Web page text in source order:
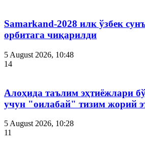
Samarkand-2028 илк ўзбек
орбитага чиқарилди
5 August 2026, 10:48
14
Алоҳида таълим эҳтиёжлари
учун "оилабай" тизим жорий
5 August 2026, 10:28
11